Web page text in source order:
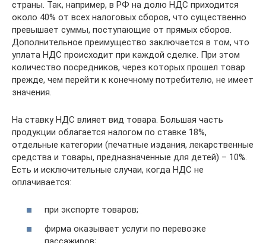
страны. Так, например, в РФ на долю НДС приходится
около 40% от всех налоговых сборов, что существенно
превышает суммы, поступающие от прямых сборов.
Дополнительное преимущество заключается в том, что
уплата НДС происходит при каждой сделке. При этом
количество посредников, через которых прошел товар
прежде, чем перейти к конечному потребителю, не имеет
значения.
На ставку НДС влияет вид товара. Большая часть
продукции облагается налогом по ставке 18%,
отдельные категории (печатные издания, лекарственные
средства и товары, предназначенные для детей) – 10%.
Есть и исключительные случаи, когда НДС не
оплачивается:
при экспорте товаров;
фирма оказывает услуги по перевозке